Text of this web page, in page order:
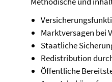
Marktversagen bei
Staatliche
Redistribution
Öffentliche